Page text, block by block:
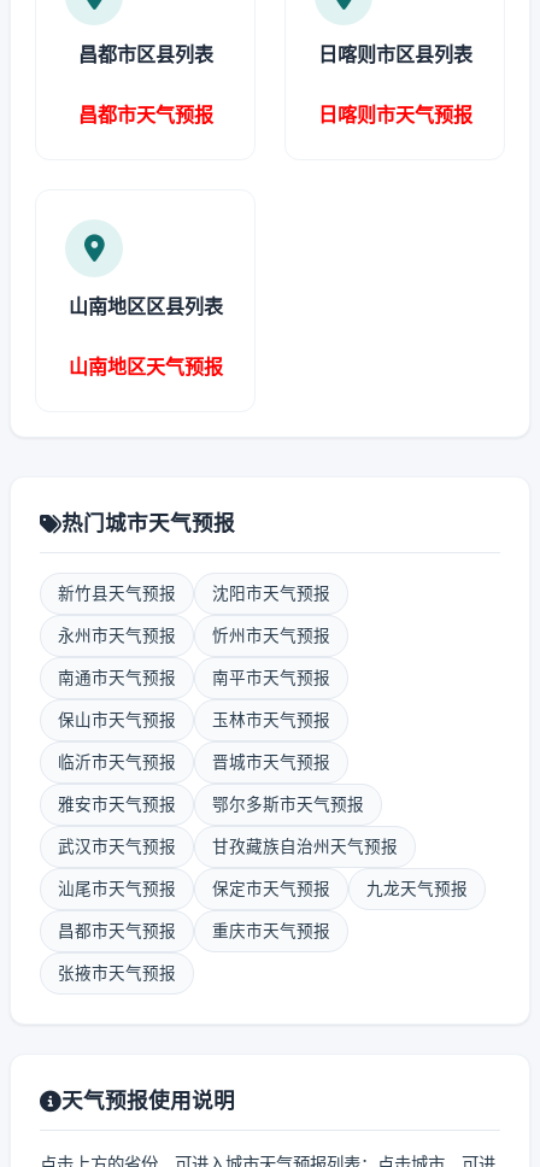
昌都市区县列表
昌都市天气预报
日喀则市区县列表
日喀则市天气预报
山南地区区县列表
山南地区天气预报
热门城市天气预报
新竹县天气预报 沈阳市天气预报
永州市天气预报 忻州市天气预报
南通市天气预报 南平市天气预报
保山市天气预报 玉林市天气预报
临沂市天气预报 晋城市天气预报
雅安市天气预报 鄂尔多斯市天气预报
武汉市天气预报 甘孜藏族自治州天气预报
汕尾市天气预报 保定市天气预报 九龙天气预报
昌都市天气预报 重庆市天气预报
张掖市天气预报
天气预报使用说明